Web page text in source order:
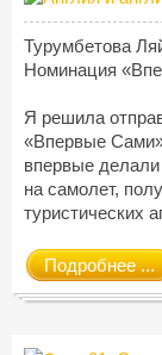
Турумбетова
Номинация
Я решила
«Впервые
впервые
на самолет,
туристических
Подробнее ...